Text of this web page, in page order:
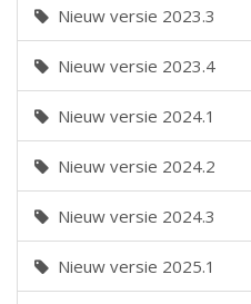
Nieuw versie 2023.3
Nieuw versie 2023.4
Nieuw versie 2024.1
Nieuw versie 2024.2
Nieuw versie 2024.3
Nieuw versie 2025.1